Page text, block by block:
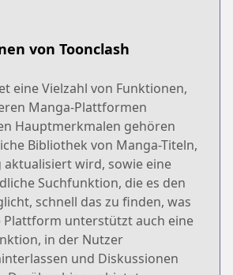
von Toonclash
eine Vielzahl von Funktionen,
Manga-Plattformen
Hauptmerkmalen gehören
Bibliothek von Manga-Titeln,
aktualisiert wird, sowie eine
Suchfunktion, die es den
schnell das zu finden, was
Plattform unterstützt auch eine
in der Nutzer
und Diskussionen